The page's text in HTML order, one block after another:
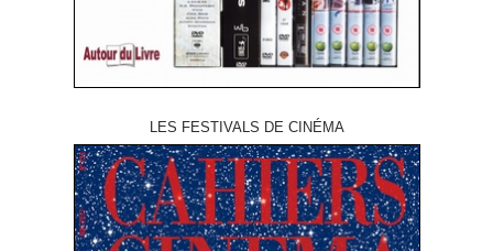
LES FESTIVALS DE CINÉMA